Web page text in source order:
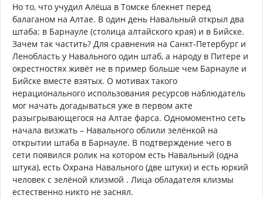
Но то, что учудил Алёша в Томске блекнет перед
балаганом на Алтае. В один день Навальный открыл два
штаба: в Барнауле (столица алтайского края) и в Бийске.
Зачем так частить? Для сравнения на Санкт-Петербург и
Ленобласть у Навального один штаб, а народу в Питере и
окрестностях живёт не в пример больше чем Барнауле и
Бийске вместе взятых. О мотивах такого
нерационального использования ресурсов наблюдатель
мог начать догадываться уже в первом акте
разыгрывающегося на Алтае фарса. Одномоментно сеть
начала визжать – Навального облили зелёнкой на
открытии штаба в Барнауле. В подтверждение чего в
сети появился ролик на котором есть Навальный (одна
штука), есть Охрана Навального (две штуки) и есть юркий
человек с зелёной клизмой . Лица обладателя клизмы
естественно никто не заснял.